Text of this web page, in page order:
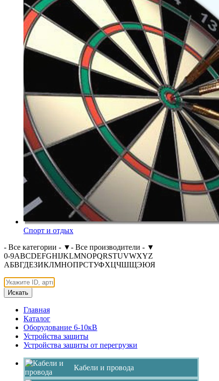
Спорт и отдых
- Все категории - ▼- Все производители - ▼
0-9ABCDEFGHIJKLMNOPQRSTUVWXYZ
АБВГДЕЗИКЛМНОПРСТУФХЦЧШЩЭЮЯ
Искать
Главная
Каталог
Оборудование 6-10кВ
Устройства защиты
Устройства защиты от перегрузки
Кабели и провода